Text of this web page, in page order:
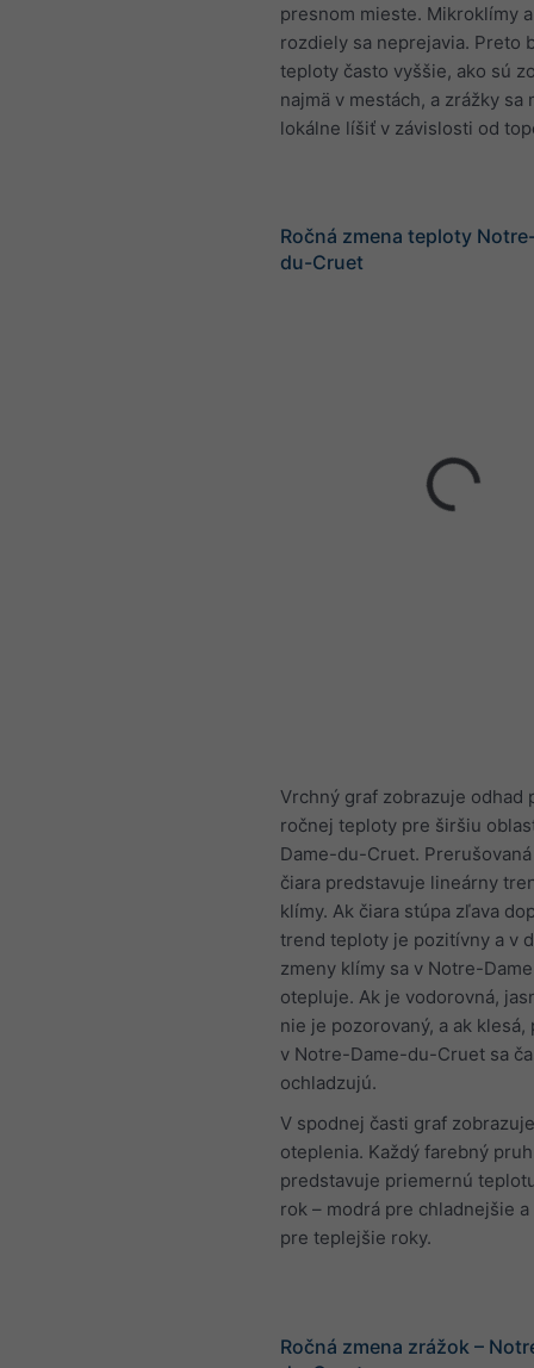
presnom mieste. Mikroklímy
rozdiely sa neprejavia. Preto
teploty často vyššie, ako sú
najmä v mestách, a zrážky sa
lokálne líšiť v závislosti od
Ročná zmena teploty
du-Cruet
Vrchný graf zobrazuje odhad
ročnej teploty pre širšiu
Dame-du-Cruet.
čiara predstavuje lineárny
klímy. Ak čiara stúpa zľava
trend teploty je pozitívny a v
zmeny klímy sa v Notre-
otepluje. Ak je vodorovná,
nie je pozorovaný, a ak klesá,
v Notre-Dame-du-Cruet sa
ochladzujú.
V spodnej časti graf
oteplenia. Každý farebný pruh
predstavuje priemernú
rok – modrá pre chladnejšie
pre teplejšie roky.
Ročná zmena zrážok –